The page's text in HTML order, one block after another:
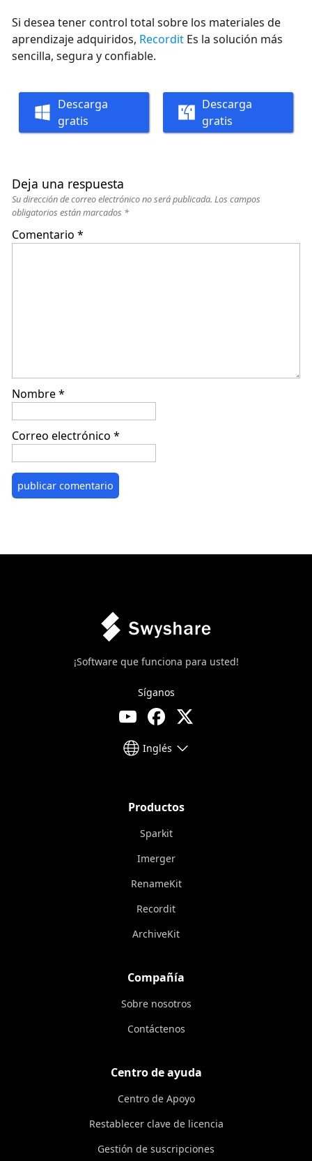
Si desea tener control total sobre los materiales de
aprendizaje adquiridos, Recordit Es la solución más
sencilla, segura y confiable.
Descarga
gratis
Descarga
gratis
Deja una respuesta
Su dirección de correo electrónico no será publicada. Los campos
obligatorios están marcados *
Comentario *
Nombre*
Correo electrónico *
¡Software que funciona para usted!
Síganos
Inglés
Productos
Sparkit
Imerger
RenameKit
Recordit
ArchiveKit
Compañía
Sobre nosotros
Contáctenos
Centro de ayuda
Centro de Apoyo
Restablecer clave de licencia
Gestión de suscripciones